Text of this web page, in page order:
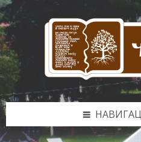
Skip
to
content
Skip
to
left
sidebar
Skip
to
footer